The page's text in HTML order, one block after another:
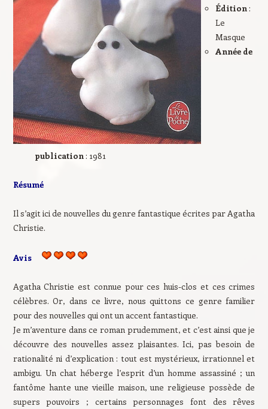
Édition:
Le
Masque
Année de
publication: 1981
Résumé
Il s’agit ici de nouvelles du genre fantastique écrites par Agatha
Christie.
Avis
Agatha Christie est connue pour ces huis-clos et ces crimes
célèbres. Or, dans ce livre, nous quittons ce genre familier
pour des nouvelles qui ont un accent fantastique.
Je m’aventure dans ce roman prudemment, et c’est ainsi que je
découvre des nouvelles assez plaisantes. Ici, pas besoin de
rationalité ni d’explication : tout est mystérieux, irrationnel et
ambigu. Un chat héberge l’esprit d’un homme assassiné ; un
fantôme hante une vieille maison, une religieuse possède de
supers pouvoirs ; certains personnages font des rêves